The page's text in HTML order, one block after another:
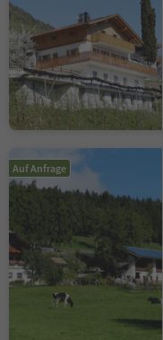
Auf Anfrage